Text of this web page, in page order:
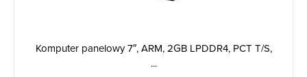
Komputer panelowy 7″, ARM, 2GB LPDDR4, PCT T/S,
...